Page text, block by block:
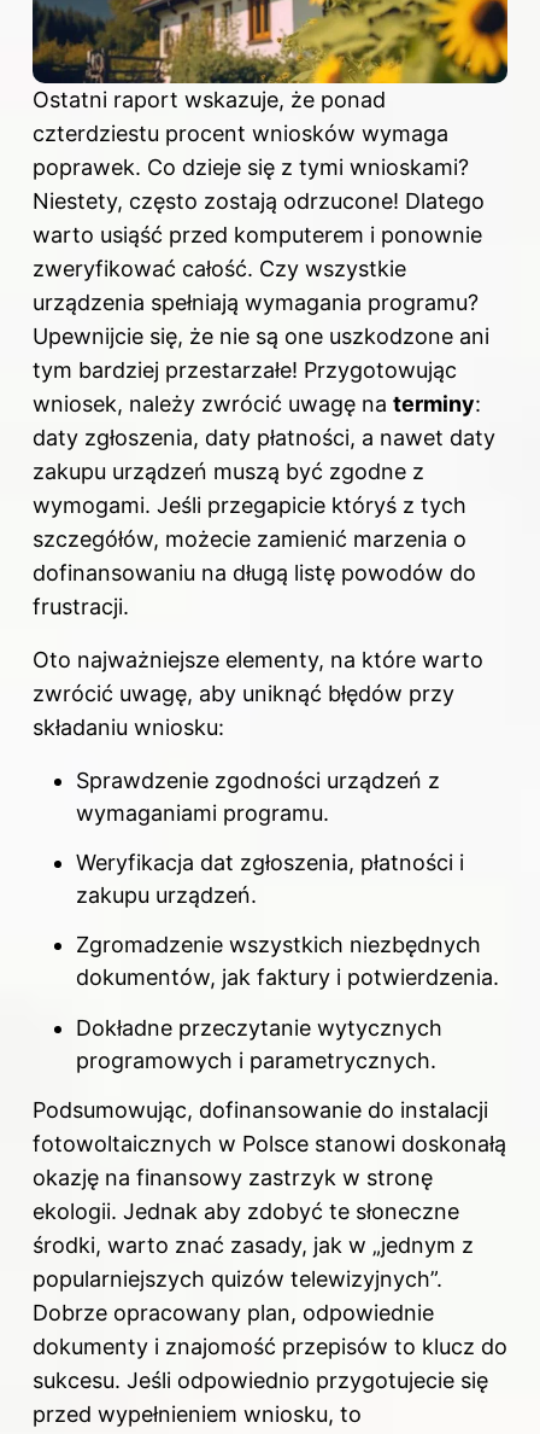
Ostatni raport wskazuje, że ponad
czterdziestu procent wniosków wymaga
poprawek. Co dzieje się z tymi wnioskami?
Niestety, często zostają odrzucone! Dlatego
warto usiąść przed komputerem i ponownie
zweryfikować całość. Czy wszystkie
urządzenia spełniają wymagania programu?
Upewnijcie się, że nie są one uszkodzone ani
tym bardziej przestarzałe! Przygotowując
wniosek, należy zwrócić uwagę na terminy:
daty zgłoszenia, daty płatności, a nawet daty
zakupu urządzeń muszą być zgodne z
wymogami. Jeśli przegapicie któryś z tych
szczegółów, możecie zamienić marzenia o
dofinansowaniu na długą listę powodów do
frustracji.
Oto najważniejsze elementy, na które warto
zwrócić uwagę, aby uniknąć błędów przy
składaniu wniosku:
Sprawdzenie zgodności urządzeń z
wymaganiami programu.
Weryfikacja dat zgłoszenia, płatności i
zakupu urządzeń.
Zgromadzenie wszystkich niezbędnych
dokumentów, jak faktury i potwierdzenia.
Dokładne przeczytanie wytycznych
programowych i parametrycznych.
Podsumowując, dofinansowanie do instalacji
fotowoltaicznych w Polsce stanowi doskonałą
okazję na finansowy zastrzyk w stronę
ekologii. Jednak aby zdobyć te słoneczne
środki, warto znać zasady, jak w „jednym z
popularniejszych quizów telewizyjnych”.
Dobrze opracowany plan, odpowiednie
dokumenty i znajomość przepisów to klucz do
sukcesu. Jeśli odpowiednio przygotujecie się
przed wypełnieniem wniosku, to